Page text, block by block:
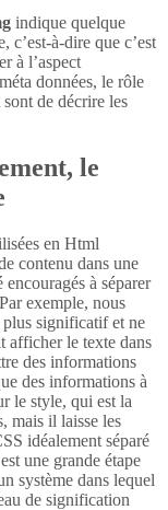
indique quelque
c’est-à-dire que c’est
à l’aspect
données, le rôle
de décrire les
le
en Html
contenu dans une
à séparer
exemple, nous
plus significatif et ne
afficher le texte dans
des informations
des informations à
le style, qui est la
mais il laisse les
idéalement séparé
une grande étape
système dans lequel
de signification